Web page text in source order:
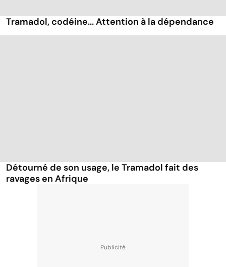
Tramadol, codéine... Attention à la dépendance
Détourné de son usage, le Tramadol fait des
ravages en Afrique